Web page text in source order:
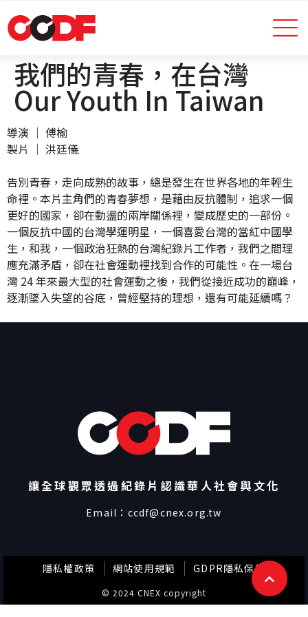
我們的青春，在台灣
Our Youth In Taiwan
導演 │ 傅榆
製片 │ 洪廷儀
告別青春，走向成熟的故事，總是發生在世界各地的年輕生
命裡。本片主角們的青春夢想，是藉由反抗體制，追求一個
更好的國家，卻在動盪的兩岸關係裡，變成歷史的一部份。
一個反抗中國的台灣學運明星，一個喜愛台灣的當紅中國學
生，和我，一個政治狂熱的台灣紀錄片工作者，我們之間理
應充滿矛盾，卻在社會運動裡找到合作的可能性。在一場台
灣 24 年來最大型的社會運動之後，我們從接近成功的巔峰，
逐漸墜入失望的谷底，曾經堅持的理想，還有可能延續嗎？
讓全球觀眾透過紀錄片認識華人社會與文化
Email： ccdf@cnex.org.tw
© 2024 CNEX copyright
隱私權政策 網站使用規範 GDPR隱私保護